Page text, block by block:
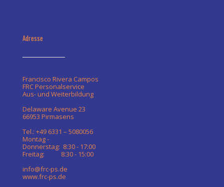
Adresse
Francisco Rivera Campos
FRC Personalservice
Aus- und Weiterbildung
Delaware Avenue 23
66953 Pirmasens
Tel.: +49 6331 – 5080056
Montag -
Donnerstag: 8:30 - 17:00
Freitag: 8:30 - 15:00
info@frc-ps.de
www.frc-ps.de